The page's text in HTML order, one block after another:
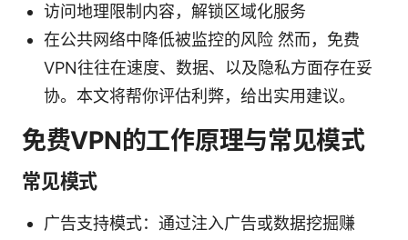
访问地理限制内容，解锁区域化服务
在公共网络中降低被监控的风险 然而，免费
VPN往往在速度、数据、以及隐私方面存在妥
协。本文将帮你评估利弊，给出实用建议。
免费VPN的工作原理与常见模式
常见模式
广告支持模式：通过注入广告或数据挖掘赚